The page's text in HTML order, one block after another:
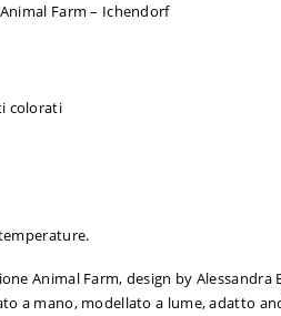
Farm – Ichendorf
colorati
Animal Farm, design by Alessandra
a mano, modellato a lume, adatto